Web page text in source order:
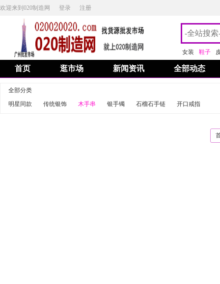
欢迎来到020制造网 登录 注册
女装 鞋子
首页 逛市场 新闻资讯 全部动态
全部分类
明星同款
传统银饰 木手串 银手镯 石榴石手链 开口戒指